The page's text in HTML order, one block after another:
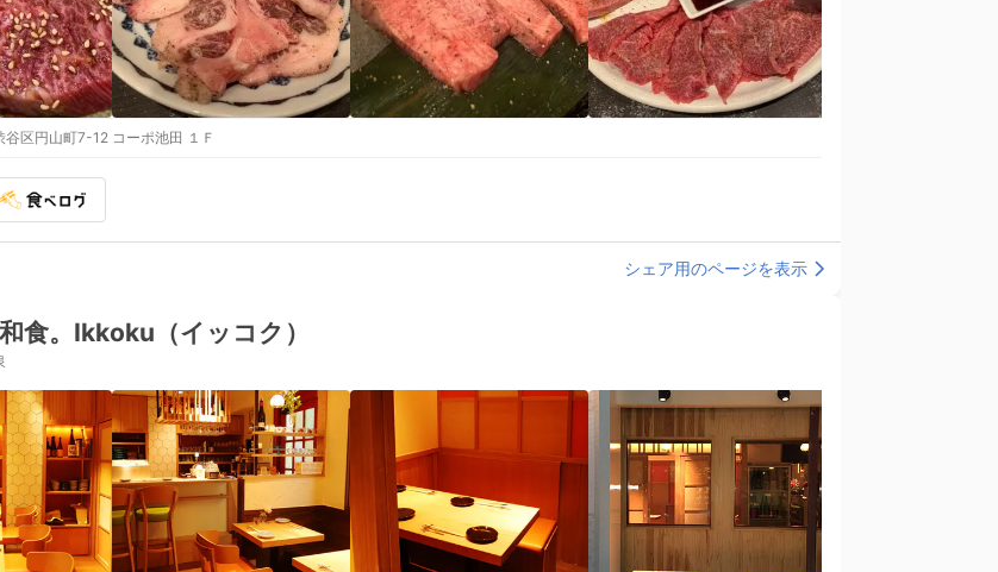
谷区円山町7-12 コーポ池田 １Ｆ
シェア用のページを表示
食。Ikkoku（イッコク）